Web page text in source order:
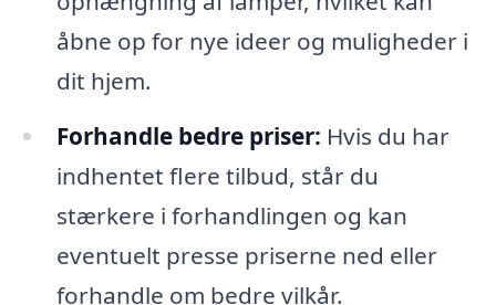
åbne op for nye ideer og muligheder i
dit hjem.
Forhandle bedre priser: Hvis du har
indhentet flere tilbud, står du
stærkere i forhandlingen og kan
eventuelt presse priserne ned eller
forhandle om bedre vilkår.